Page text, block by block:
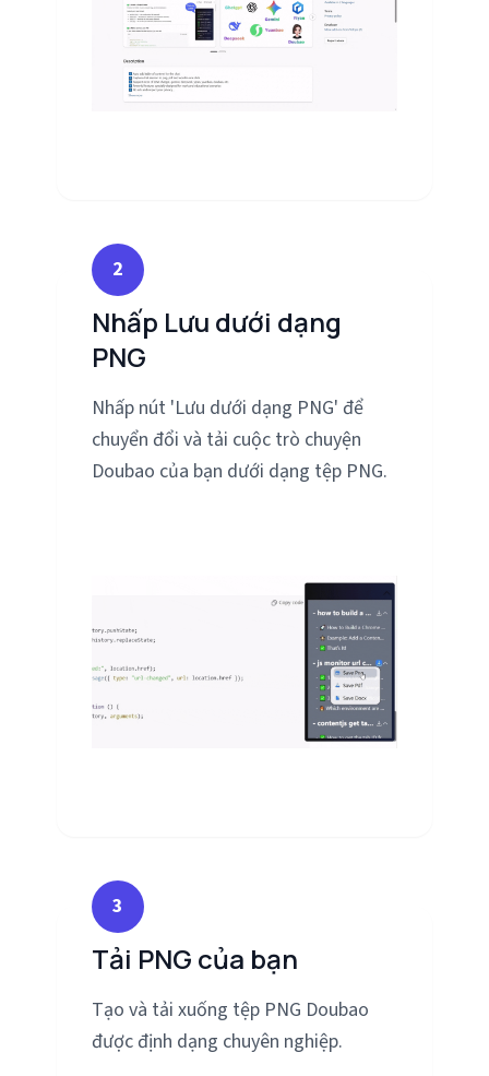
2
Nhấp Lưu dưới dạng
PNG
Nhấp nút 'Lưu dưới dạng PNG' để
chuyển đổi và tải cuộc trò chuyện
Doubao của bạn dưới dạng tệp PNG.
3
Tải PNG của bạn
Tạo và tải xuống tệp PNG Doubao
được định dạng chuyên nghiệp.